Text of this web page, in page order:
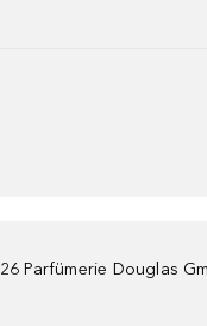
Parfümerie Douglas